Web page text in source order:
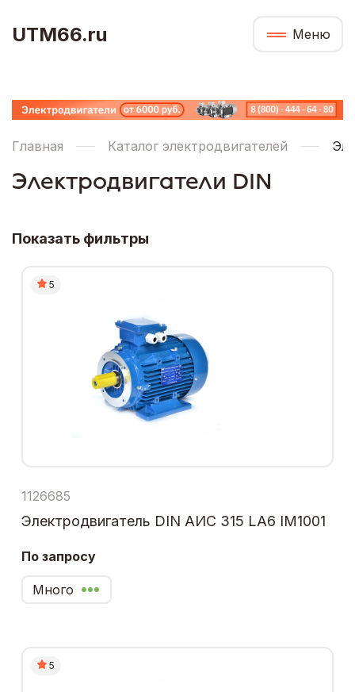
UTM66.ru Меню
Главная Каталог электродвигателей
Электродвигатели DIN
Показать фильтры
5
1126685
Электродвигатель DIN АИС 315 LA6 IM1001
По запросу
Много
5